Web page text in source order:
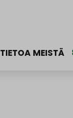
TIETOA MEISTÄ